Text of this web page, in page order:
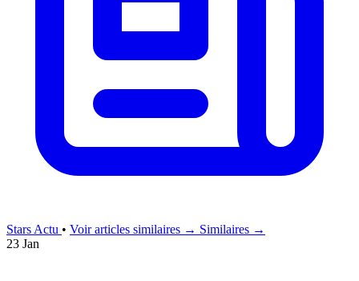
Stars Actu • Voir articles similaires → Similaires →
23 Jan